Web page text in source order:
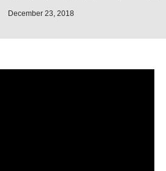
December 23, 2018